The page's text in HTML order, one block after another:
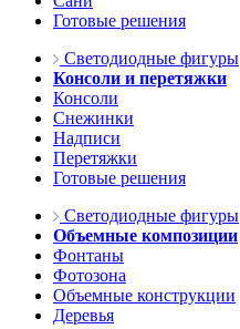
Готовые решения
Светодиодные фигуры
Консоли и перетяжки
Консоли
Снежинки
Надписи
Перетяжки
Готовые решения
Светодиодные фигуры
Объемные композиции
Фонтаны
Фотозона
Объемные конструкции
Деревья